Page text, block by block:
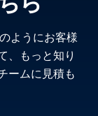
ようにお客様
、もっと知り
ームに見積も